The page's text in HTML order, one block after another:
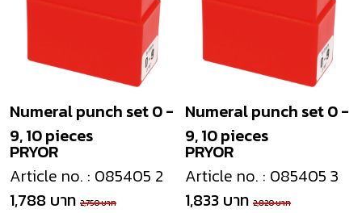
PRYOR
Numeral punch set 0 -
9, 10 pieces
Article no. : 085405 2
1,788 บาท 2,750 บาท
PRYOR
Numeral punch set 0 -
9, 10 pieces
Article no. : 085405 3
1,833 บาท 2,820 บาท